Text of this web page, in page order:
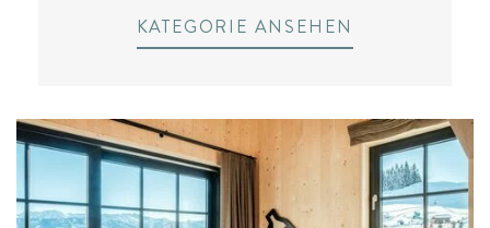
KATEGORIE ANSEHEN